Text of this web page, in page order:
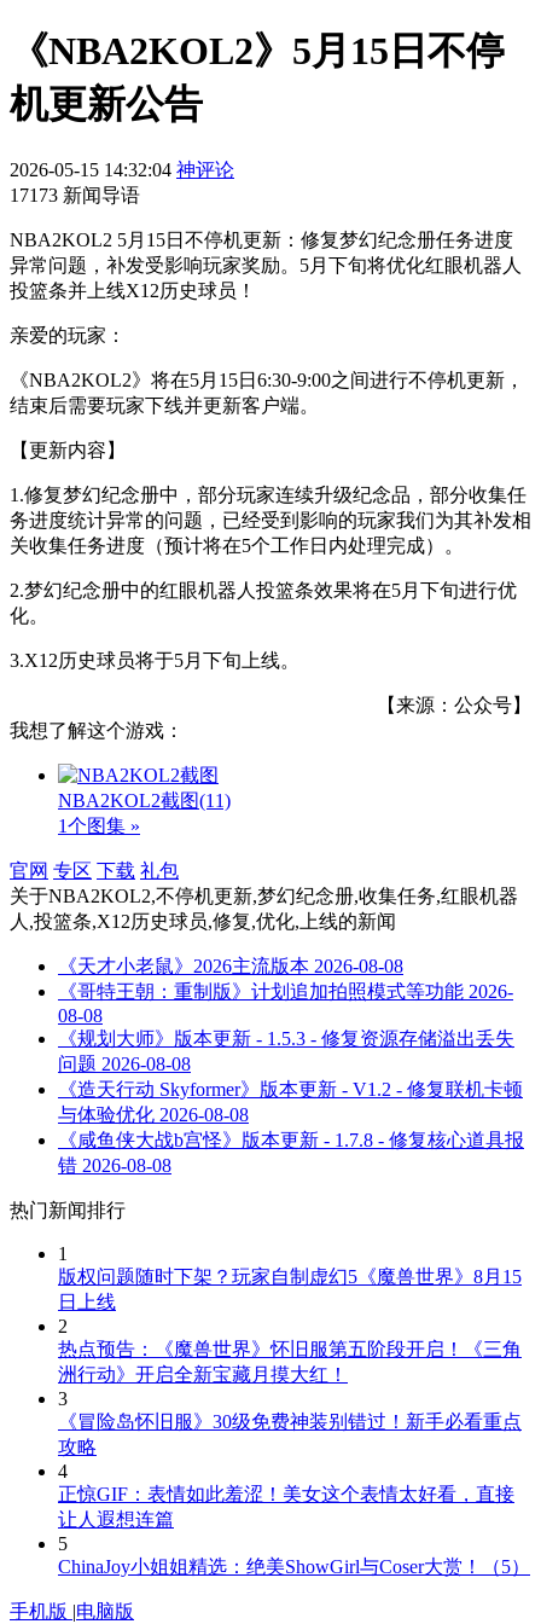
《NBA2KOL2》5月15日不停
机更新公告
2026-05-15 14:32:04 神评论
17173 新闻导语
NBA2KOL2 5月15日不停机更新：修复梦幻纪念册任务进度
异常问题，补发受影响玩家奖励。5月下旬将优化红眼机器人
投篮条并上线X12历史球员！
亲爱的玩家：
《NBA2KOL2》将在5月 1 5日6:30-9:00之间进行不停机更新，
结束后需要玩家下线并更新客户端。
【更新内容 】
1.修复梦幻纪念册中 ， 部分玩家连续升级纪念品 ， 部分收集任
务进度统计异常的问题 ， 已经受到 影响的玩家我们为其补发相
关收集任务进度 （预计将在5个工作日内处理完成） 。
2.梦幻纪念册中的红眼机器人 投篮条效果将在5月 下旬进行优
化。
3.X1 2历史球员将于5月 下旬 上线。
【来源：公众号】
我想了解这个游戏：
NBA2KOL2截图(11)
1个图集 »
官网 专区 下载 礼包
关于NBA2KOL2,不停机更新,梦幻纪念册,收集任务,红眼机器
人,投篮条,X12历史球员,修复,优化,上线的新闻
《天才小老鼠》2026主流版本 2026-08-08
《哥特王朝：重制版》计划追加拍照模式等功能 2026-
08-08
《规划大师》版本更新 - 1.5.3 - 修复资源存储溢出丢失
问题 2026-08-08
《造天行动 Skyformer》版本更新 - V1.2 - 修复联机卡顿
与体验优化 2026-08-08
《咸鱼侠大战b宫怪》版本更新 - 1.7.8 - 修复核心道具报
错 2026-08-08
热门新闻排行
1
版权问题随时下架？玩家自制虚幻5《魔兽世界》8月15
日上线
2
热点预告：《魔兽世界》怀旧服第五阶段开启！《三角
洲行动》开启全新宝藏月摸大红！
3
《冒险岛怀旧服》30级免费神装别错过！新手必看重点
攻略
4
正惊GIF：表情如此羞涩！美女这个表情太好看，直接
让人遐想连篇
5
ChinaJoy小姐姐精选：绝美ShowGirl与Coser大赏！（5）
手机版 |电脑版